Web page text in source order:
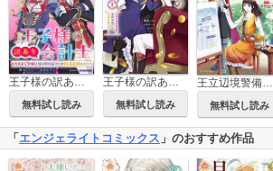
王子様の訳あり会計士 なりすまし令嬢は処刑回避のため円満退職したい！ 【連載版】
無料試し読み
王子様の訳あり会計士 なりすまし令嬢は処刑回避のため円満退職したい！
無料試し読み
王立辺境警備隊にがお絵屋へようこそ！
無料試し読み
「 エンジェライトコミックス 」のおすすめ作品